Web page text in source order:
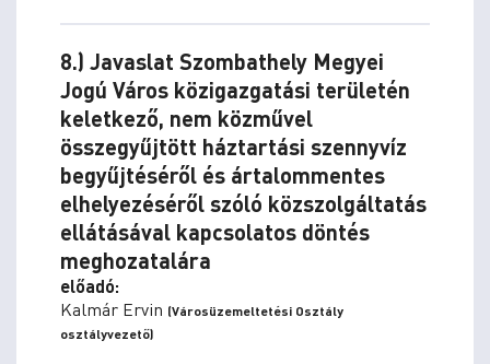
8.) Javaslat Szombathely Megyei
Jogú Város közigazgatási területén
keletkező, nem közművel
összegyűjtött háztartási szennyvíz
begyűjtéséről és ártalommentes
elhelyezéséről szóló közszolgáltatás
ellátásával kapcsolatos döntés
meghozatalára
előadó:
Kalmár Ervin (Városüzemeltetési Osztály
osztályvezető)